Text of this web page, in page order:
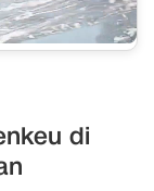
di